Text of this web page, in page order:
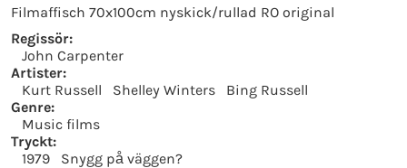
Filmaffisch 70x100cm nyskick/rullad RO original
Regissör:
John Carpenter
Artister:
Kurt Russell
Shelley Winters
Bing Russell
Genre:
Music films
Tryckt:
1979
Snygg på väggen?